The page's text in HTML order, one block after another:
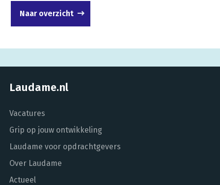
Naar overzicht
Laudame.nl
Vacatures
Grip op jouw ontwikkeling
Laudame voor opdrachtgevers
Over Laudame
Actueel